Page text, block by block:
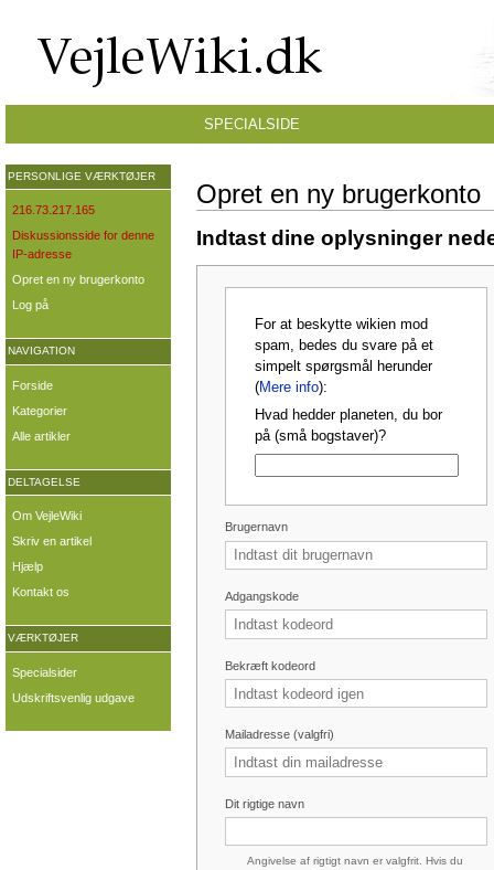
Opret en ny brugerkonto
Indtast dine oplysninger
For at beskytte wikien mod
spam, bedes du svare på et
simpelt spørgsmål herunder
(Mere info):
Hvad hedder planeten, du bor
på (små bogstaver)?
Brugernavn
Adgangskode
Bekræft kodeord
Mailadresse (valgfri)
Dit rigtige navn
Angivelse af rigtigt navn er valgfrit. Hvis du
SPECIALSIDE
PERSONLIGE VÆRKTØJER
216.73.217.165
Diskussionsside for denne
IP-adresse
Opret en ny brugerkonto
Log på
NAVIGATION
Forside
Kategorier
Alle artikler
DELTAGELSE
Om VejleWiki
Skriv en artikel
Hjælp
Kontakt os
VÆRKTØJER
Specialsider
Udskriftsvenlig udgave